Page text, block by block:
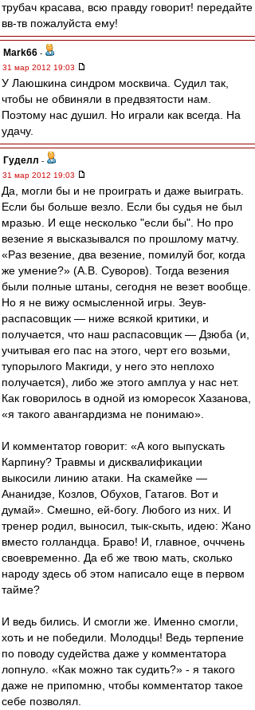
трубач красава, всю правду говорит! передайте
вв-тв пожалуйста ему!
Mark66 -
31 мар 2012 19:03
У Лаюшкина синдром москвича. Судил так,
чтобы не обвиняли в предвзятости нам.
Поэтому нас душил. Но играли как всегда. На
удачу.
Гуделл -
31 мар 2012 19:03
Да, могли бы и не проиграть и даже выиграть.
Если бы больше везло. Если бы судья не был
мразью. И еще несколько "если бы". Но про
везение я высказывался по прошлому матчу.
«Раз везение, два везение, помилуй бог, когда
же умение?» (А.В. Суворов). Тогда везения
были полные штаны, сегодня не везет вообще.
Но я не вижу осмысленной игры. Зеув-
распасовщик — ниже всякой критики, и
получается, что наш распасовщик — Дзюба (и,
учитывая его пас на этого, черт его возьми,
тупорылого Макгиди, у него это неплохо
получается), либо же этого амплуа у нас нет.
Как говорилось в одной из юморесок Хазанова,
«я такого авангардизма не понимаю».
И комментатор говорит: «А кого выпускать
Карпину? Травмы и дисквалификации
выкосили линию атаки. На скамейке —
Ананидзе, Козлов, Обухов, Гатагов. Вот и
думай». Смешно, ей-богу. Любого из них. И
тренер родил, выносил, тык-скыть, идею: Жано
вместо голландца. Браво! И, главное, очччень
своевременно. Да еб же твою мать, сколько
народу здесь об этом написало еще в первом
тайме?
И ведь бились. И смогли же. Именно смогли,
хоть и не победили. Молодцы! Ведь терпение
по поводу судейства даже у комментатора
лопнуло. «Как можно так судить?» - я такого
даже не припомню, чтобы комментатор такое
себе позволял.